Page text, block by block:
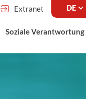
Extranet
Soziale Verantwortung